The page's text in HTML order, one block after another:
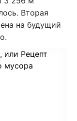
Вторая
на будущий